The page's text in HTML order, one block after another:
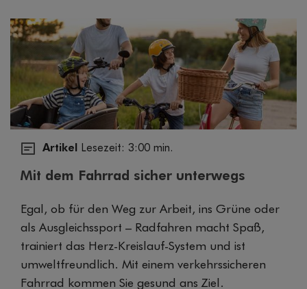
Artikel Lesezeit: 3:00 min.
Mit dem Fahrrad sicher unterwegs
Egal, ob für den Weg zur Arbeit, ins Grüne oder
als Ausgleichssport – Radfahren macht Spaß,
trainiert das Herz-Kreislauf-System und ist
umweltfreundlich. Mit einem verkehrssicheren
Fahrrad kommen Sie gesund ans Ziel.